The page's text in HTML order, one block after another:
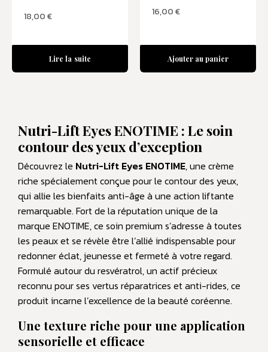
18,00€
Lire la suite
16,00€
Ajouter au panier
Nutri-Lift Eyes ENOTIME : Le soin
contour des yeux d’exception
Découvrez le Nutri-Lift Eyes ENOTIME, une crème
riche spécialement conçue pour le contour des yeux,
qui allie les bienfaits anti-âge à une action liftante
remarquable. Fort de la réputation unique de la
marque ENOTIME, ce soin premium s’adresse à toutes
les peaux et se révèle être l’allié indispensable pour
redonner éclat, jeunesse et fermeté à votre regard.
Formulé autour du resvératrol, un actif précieux
reconnu pour ses vertus réparatrices et anti-rides, ce
produit incarne l’excellence de la beauté coréenne.
Une texture riche pour une application
sensorielle et efficace